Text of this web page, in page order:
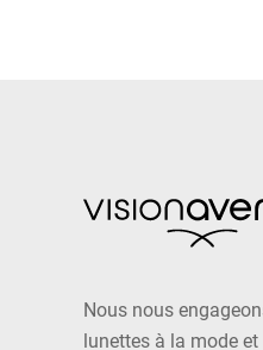
Nous nous
lunettes à la mode